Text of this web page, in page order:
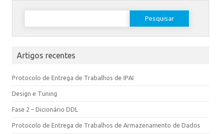
Artigos recentes
Protocolo de Entrega de Trabalhos de IPAI
Design e Tuning
Fase 2 – Dicionário DDL
Protocolo de Entrega de Trabalhos de Armazenamento de Dados